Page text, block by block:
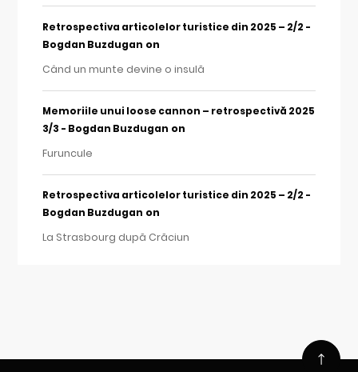
Retrospectiva articolelor turistice din 2025 – 2/2 -
Bogdan Buzdugan on
Când un munte devine o insulă
Memoriile unui loose cannon – retrospectivă 2025
3/3 - Bogdan Buzdugan on
Furuncule
Retrospectiva articolelor turistice din 2025 – 2/2 -
Bogdan Buzdugan on
La Strasbourg după Crăciun